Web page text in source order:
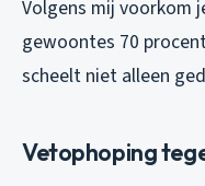
Volgens mij voorkom
gewoontes 70
scheelt niet alleen
Vetophoping